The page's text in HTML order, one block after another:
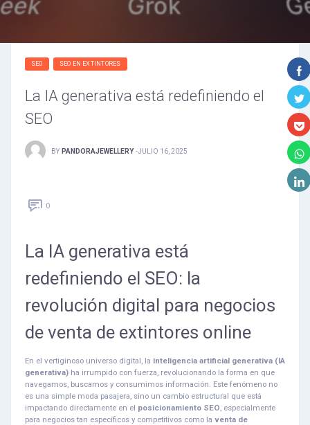
SEO SEO EN EXTINTORES
La IA generativa está redefiniendo el
SEO
BY PANDORAJEWELLERY -JULIO 16, 2025
0
La IA generativa está
redefiniendo el SEO: la
revolución digital para negocios
de venta de extintores online
En el vertiginoso universo digital, la inteligencia artificial generativa (IA
generativa) ha irrumpido con fuerza, revolucionando la forma en que
navegamos, buscamos y consumimos información. Este fenómeno no
es una simple moda pasajera, sino un cambio estructural que está
impactando directamente en el posicionamiento SEO, especialmente
para negocios tan específicos y competitivos como la venta de